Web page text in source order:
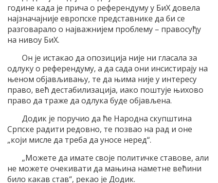
године када је прича о референдуму у БиХ довела
најзначајније европске представнике да би се
разговарало о најважнијем проблему – правосуђу
на нивоу БиХ.
Он је истакао да опозиција није ни гласала за
одлуку о референдуму, а да сада они инсистирају на
њеном објављивању, те да њима није у интересу
право, већ дестабилизација, иако поштује њихово
право да траже да одлука буде објављена.
Додик је поручио да ће Народна скупштина
Српске радити редовно, те позвао на рад и оне
„који мисле да треба да уносе неред“.
„Можете да имате своје политичке ставове, али
не можете очекивати да мањина наметне већини
било какав став“, рекао је Додик.